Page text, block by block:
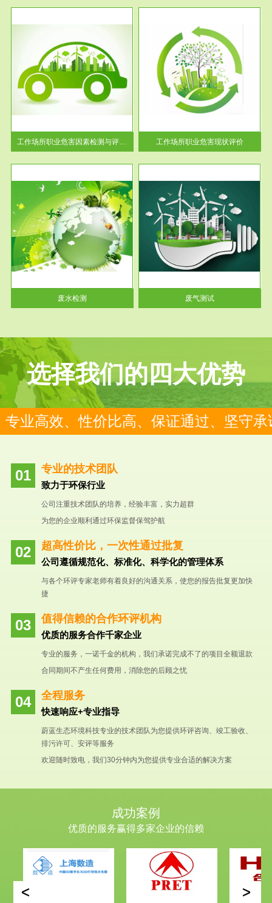
工作场所职业危害因素检测与评价...
服务范围
工作场所职业危害现状评价
【现状评价意义】：具体因素---
-通过质谱分析等多种手段明确
工作场...
工作场所职业危害现状评价
废水检测
服务范围
废气测试
检测范围工业废气检测包括有机
废气和无机废气。有机废气主要
包括...
废气测试
选择我们的四大优势
专业高效、性价比高、保证通过、坚守承
专业的技术团队
致力于环保行业
公司注重技术团队的培养，经验丰富，实力超群
为您的企业顺利通过环保监督保驾护航
超高性价比，一次性通过批复
公司遵循规范化、标准化、科学化的管理体系
与各个环评专家老师有着良好的沟通关系，使您的报告批复更加快
捷
值得信赖的合作环评机构
优质的服务合作千家企业
专业的服务，一诺千金的机构，我们承诺完成不了的项目全额退款
合同期间不产生任何费用，消除您的后顾之忧
全程服务
快速响应+专业指导
蔚蓝生态环境科技专业的技术团队为您提供环评咨询、竣工验收、
排污许可、安评等服务
欢迎随时致电，我们30分钟内为您提供专业合适的解决方案
成功案例
优质的服务赢得多家企业的信赖
< >